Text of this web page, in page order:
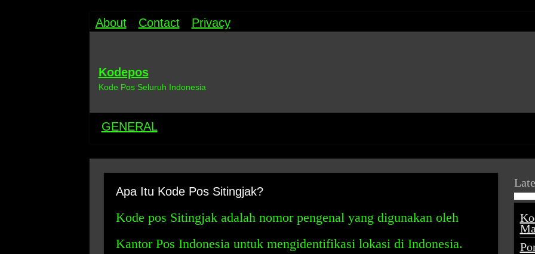
About Contact Privacy
Kodepos
Kode Pos Seluruh Indonesia
GENERAL
Apa Itu Kode Pos Sitingjak?
Kode pos Sitingjak adalah nomor pengenal yang digunakan oleh
Kantor Pos Indonesia untuk mengidentifikasi lokasi di Indonesia.